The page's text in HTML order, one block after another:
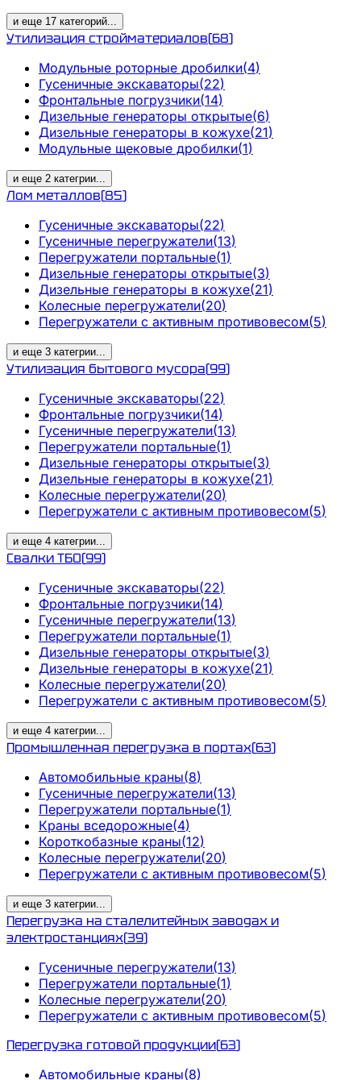
и еще 17 категорий...
Утилизация стройматериалов(68)
Модульные роторные дробилки(4)
Гусеничные экскаваторы(22)
Фронтальные погрузчики(14)
Дизельные генераторы открытые(6)
Дизельные генераторы в кожухе(21)
Модульные щековые дробилки(1)
и еще 2 категрии...
Лом металлов(85)
Гусеничные экскаваторы(22)
Гусеничные перегружатели(13)
Перегружатели портальные(1)
Дизельные генераторы открытые(3)
Дизельные генераторы в кожухе(21)
Колесные перегружатели(20)
Перегружатели с активным противовесом(5)
и еще 3 категрии...
Утилизация бытового мусора(99)
Гусеничные экскаваторы(22)
Фронтальные погрузчики(14)
Гусеничные перегружатели(13)
Перегружатели портальные(1)
Дизельные генераторы открытые(3)
Дизельные генераторы в кожухе(21)
Колесные перегружатели(20)
Перегружатели с активным противовесом(5)
и еще 4 категрии...
Свалки ТБО(99)
Гусеничные экскаваторы(22)
Фронтальные погрузчики(14)
Гусеничные перегружатели(13)
Перегружатели портальные(1)
Дизельные генераторы открытые(3)
Дизельные генераторы в кожухе(21)
Колесные перегружатели(20)
Перегружатели с активным противовесом(5)
и еще 4 категрии...
Промышленная перегрузка в портах(63)
Автомобильные краны(8)
Гусеничные перегружатели(13)
Перегружатели портальные(1)
Краны вседорожные(4)
Короткобазные краны(12)
Колесные перегружатели(20)
Перегружатели с активным противовесом(5)
и еще 3 категрии...
Перегрузка на сталелитейных заводах и
электростанциях(39)
Гусеничные перегружатели(13)
Перегружатели портальные(1)
Колесные перегружатели(20)
Перегружатели с активным противовесом(5)
Перегрузка готовой продукции(63)
Автомобильные краны(8)